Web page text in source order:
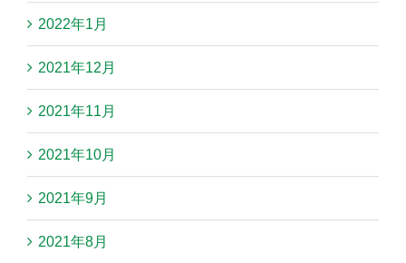
2022年1月
2021年12月
2021年11月
2021年10月
2021年9月
2021年8月